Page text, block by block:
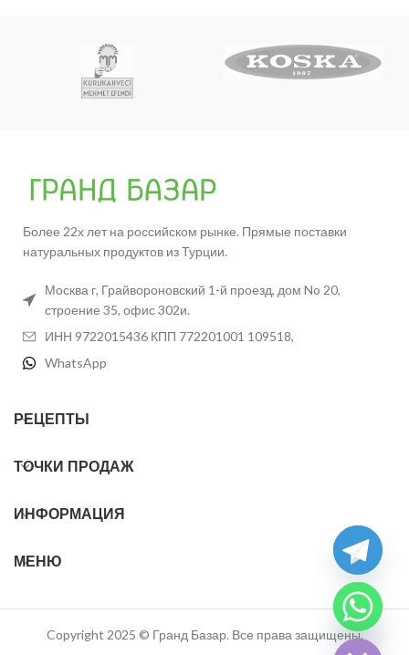
Более 22х лет на российском рынке. Прямые поставки
натуральных продуктов из Турции.
Москва г, Грайвороновский 1-й проезд, дом No 20,
строение 35, офис 302и.
ИНН 9722015436 КПП 772201001 109518,
WhatsApp
РЕЦЕПТЫ
ТОЧКИ ПРОДАЖ
ИНФОРМАЦИЯ
МЕНЮ
Copyright 2025 © Гранд Базар. Все права защищены.
Hide
chaty